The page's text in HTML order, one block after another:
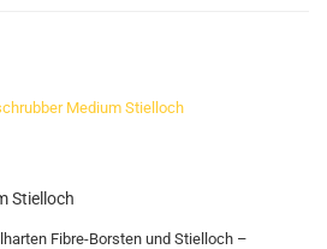
Stielloch
Fibre-Borsten und Stielloch –